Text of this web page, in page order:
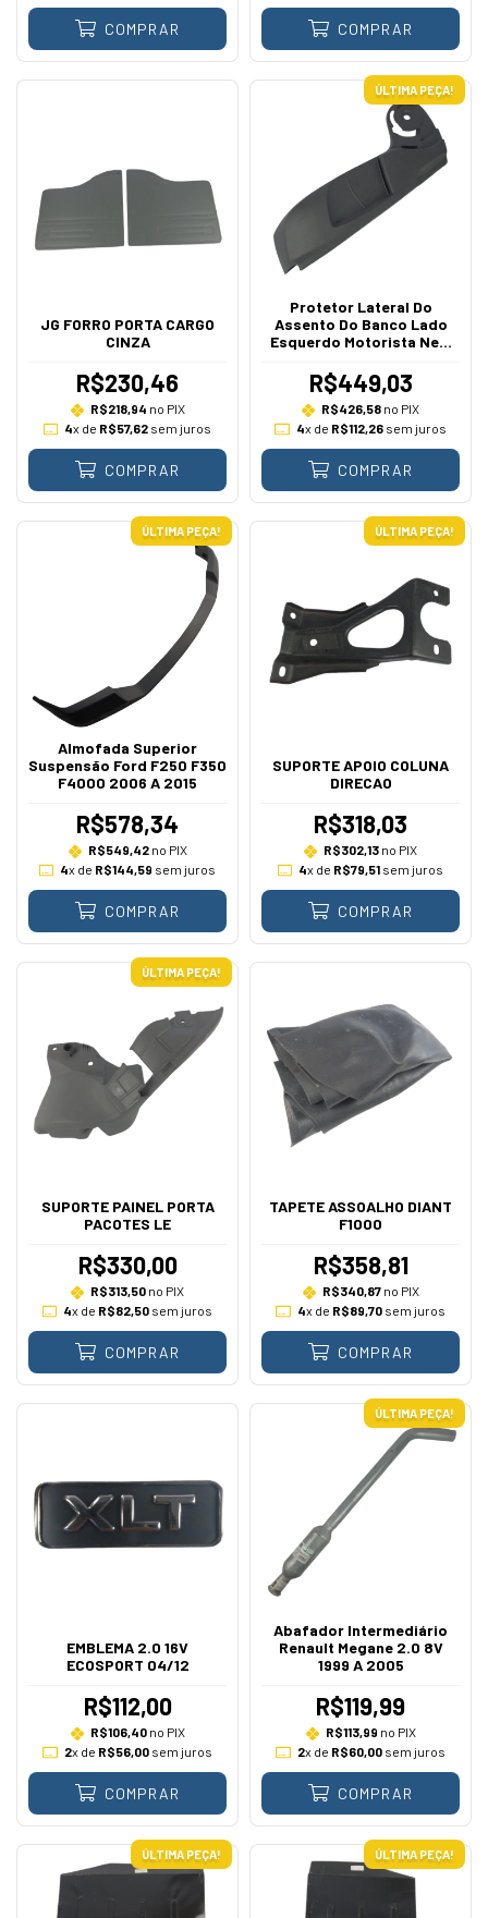
COMPRAR COMPRAR
JG FORRO PORTA CARGO
CINZA
R$230,46
R$218,94 no PIX
4x de R$57,62 sem juros
COMPRAR
ÚLTIMA PEÇA!
Protetor Lateral Do
Assento Do Banco Lado
Esquerdo Motorista New
R$449,03
R$426,58 no PIX
4x de R$112,26sem juros
COMPRAR
ÚLTIMA PEÇA!
Almofada Superior
Suspensão Ford F250 F350
F4000 2006 A 2015
R$578,34
R$549,42no PIX
4x de R$144,59 sem juros
COMPRAR
ÚLTIMA PEÇA!
SUPORTE APOIO COLUNA
DIRECAO
R$318,03
R$302,13 no PIX
4x de R$79,51 sem juros
COMPRAR
ÚLTIMA PEÇA!
SUPORTE PAINEL PORTA
PACOTES LE
R$330,00
R$313,50 no PIX
4x de R$82,50 sem juros
COMPRAR
TAPETE ASSOALHO DIANT
F1000
R$358,81
R$340,87no PIX
4x de R$89,70sem juros
COMPRAR
EMBLEMA 2.0 16V
ECOSPORT 04/12
R$112,00
R$106,40no PIX
2x de R$56,00sem juros
COMPRAR
ÚLTIMA PEÇA!
Abafador Intermediário
Renault Megane 2.0 8V
1999 A 2005
R$119,99
R$113,99 no PIX
2x de R$60,00sem juros
COMPRAR
ÚLTIMA PEÇA! ÚLTIMA PEÇA!